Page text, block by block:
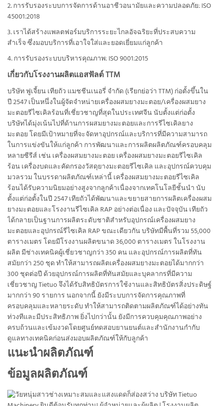
2. การรับรองระบบการจัดการด้านอาชีวอนามัยและความปลอดภัย: ISO
45001:2018
3. เราได้สร้างแพลตฟอร์มบริการระยะไกลอัจฉริยะที่ประสบความ
สำเร็จ ซึ่งมอบบริการที่เอาใจใส่และยอดเยี่ยมแก่ลูกค้า
4. การรับรองระบบบริหารคุณภาพ: ISO 9001:2015
เกี่ยวกับโรงงานผลิตแอสฟัลต์ TTM
บริษัท ฟูเจี้ยน เทียถัว แมชชีนเนอรี่ จำกัด (เรียกย่อว่า TTM) ก่อตั้งขึ้นใน
ปี 2547 เป็นหนึ่งในผู้จัดจำหน่ายเครื่องผสมยางมะตอย/เครื่องผสมยาง
มะตอยรีไซเคิลร้อนที่เชี่ยวชาญที่สุดในประเทศจีน นับตั้งแต่ก่อตั้ง
บริษัทได้มุ่งเน้นไปที่ด้านการผสมยางมะตอยและการรีไซเคิลยาง
มะตอย โดยมีเป้าหมายที่จะจัดหาอุปกรณ์และบริการที่มีความสามารถ
ในการแข่งขันให้แก่ลูกค้า การพัฒนาและการผลิตผลิตภัณฑ์ครอบคลุม
หลายซีรีส์ เช่น เครื่องผสมยางมะตอย เครื่องผสมยางมะตอยรีไซเคิล
ร้อน เครื่องบดและคัดกรองวัสดุยางมะตอยรีไซเคิล และอุปกรณ์ควบคุม
มวลรวม ในบรรดาผลิตภัณฑ์เหล่านี้ เครื่องผสมยางมะตอยรีไซเคิล
ร้อนได้รับความนิยมอย่างสูงจากลูกค้าเนื่องจากเทคโนโลยีชั้นนำ นับ
ตั้งแต่ก่อตั้งในปี 2547 เทียถัวได้พัฒนาและขยายสายการผลิตเครื่องผสม
ยางมะตอยและโรงงานรีไซเคิล RAP อย่างต่อเนื่อง และปัจจุบัน เทียถัว
ได้กลายเป็นฐานการผลิตระดับชาติสำหรับอุปกรณ์เครื่องผสมยาง
มะตอยและอุปกรณ์รีไซเคิล RAP ขณะเดียวกัน บริษัทมีพื้นที่รวม 55,000
ตารางเมตร โดยมีโรงงานผลิตขนาด 36,000 ตารางเมตร ในโรงงาน
ผลิต มีช่างเทคนิคผู้เชี่ยวชาญกว่า 350 คน และอุปกรณ์การผลิตที่ทัน
สมัยกว่า 250 ชุด ทำให้สามารถผลิตเครื่องผสมยางมะตอยได้มากกว่า
300 ชุดต่อปี ด้วยอุปกรณ์การผลิตที่ทันสมัยและบุคลากรที่มีความ
เชี่ยวชาญ Tietuo จึงได้รับสิทธิบัตรการใช้งานและสิทธิบัตรสิ่งประดิษฐ์
มากกว่า 90 รายการ นอกจากนี้ ยังมีระบบการจัดการคุณภาพที่
ครอบคลุมและหลายระดับ ทำให้สามารถติดตามผลิตภัณฑ์ได้อย่างทัน
ท่วงทีและมีประสิทธิภาพ ยิ่งไปกว่านั้น ยังมีการควบคุมคุณภาพอย่าง
ครบถ้วนและเข้มงวดโดยศูนย์ทดสอบยานยนต์และสำนักงานกำกับ
ดูแลทางเทคนิคก่อนส่งมอบผลิตภัณฑ์ให้กับลูกค้า
แนะนำผลิตภัณฑ์
ข้อมูลผลิตภัณฑ์